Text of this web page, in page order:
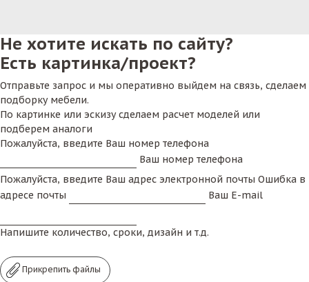
Не хотите искать по сайту?
Есть картинка/проект?
Отправьте запрос и мы оперативно выйдем на связь, сделаем
подборку мебели.
По картинке или эскизу сделаем расчет моделей или
подберем аналоги
Пожалуйста, введите Ваш номер телефона
Ваш номер телефона
Пожалуйста, введите Ваш адрес электронной почты Ошибка в
адресе почты
Ваш E-mail
Напишите количество, сроки, дизайн и т.д.
Прикрепить файлы